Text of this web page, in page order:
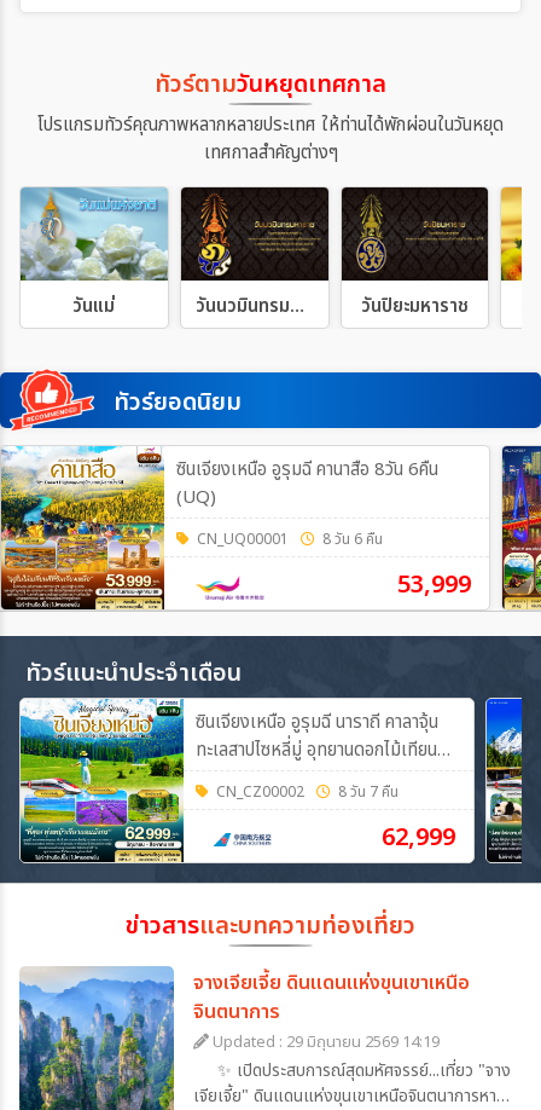
ทัวร์ตามวันหยุดเทศกาล
โปรแกรมทัวร์คุณภาพหลากหลายประเทศ ให้ท่านได้พักผ่อนในวันหยุด
เทศกาลสำคัญต่างๆ
วันแม่ วันนวมินทรมหาราช วันปิยะมหาราช
ทัวร์ยอดนิยม
ซินเจียงเหนือ อูรุมฉี คานาสือ 8วัน 6คืน
(UQ)
CN_UQ00001 8 วัน 6 คืน
53,999
ทัวร์แนะนำประจำเดือน
ซินเจียงเหนือ อูรุมฉี นาราถี คาลาจุ้น
ทะเลสาปไซหลี่มู่ อุทยานดอกไม้เทียน
ซาน 8วัน 7คืน (CZ)
CN_CZ00002 8 วัน 7 คืน
62,999
ข่าวสารและบทความท่องเที่ยว
จางเจียเจี้ย ดินแดนแห่งขุนเขาเหนือ
จินตนาการ
Updated : 29 มิถุนายน 2569 14:19
✨ เปิดประสบการณ์สุดมหัศจรรย์...เที่ยว "จาง
เจียเจี้ย" ดินแดนแห่งขุนเขาเหนือจินตนาการหาก